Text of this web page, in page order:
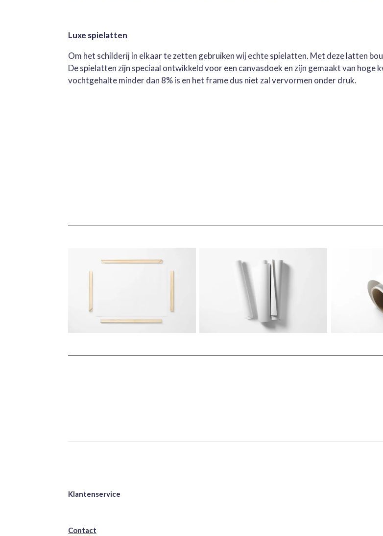
Luxe spielatten
Om het schilderij in elkaar te zetten gebruiken wij echte spielatten. Met deze latten
De spielatten zijn speciaal ontwikkeld voor een canvasdoek en zijn gemaakt van
vochtgehalte minder dan 8% is en het frame dus niet zal vervormen onder druk.
Klantenservice
Contact